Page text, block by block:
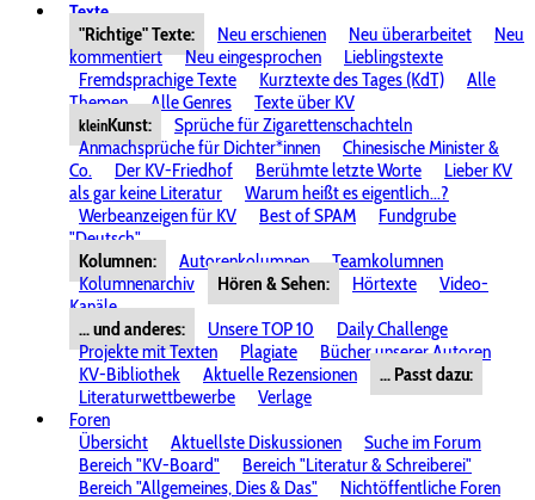
Texte
"Richtige" Texte:
Neu erschienen Neu überarbeitet
Neu
kommentiert
Neu eingesprochen
Lieblingstexte
Fremdsprachige Texte
Kurztexte des Tages (KdT)
Alle
Themen
Alle Genres Texte über KV
kleinKunst:
Sprüche für Zigarettenschachteln
Anmachsprüche für Dichter*innen
Chinesische Minister &
Co.
Der KV-Friedhof Berühmte letzte Worte
Lieber KV
als gar keine Literatur
Warum heißt es eigentlich...?
Werbeanzeigen für KV
Best of SPAM
Fundgrube
"Deutsch"
Kolumnen:
Autorenkolumnen
Teamkolumnen
Kolumnenarchiv
Hören & Sehen: Hörtexte
Video-
Kanäle
... und anderes:
Unsere TOP 10
Daily Challenge
Projekte mit Texten
Plagiate
Bücher unserer Autoren
KV-Bibliothek
Aktuelle Rezensionen
... Passt dazu:
Literaturwettbewerbe
Verlage
Foren
Übersicht
Aktuellste Diskussionen
Suche im Forum
Bereich "KV-Board"
Bereich "Literatur & Schreiberei"
Bereich "Allgemeines, Dies & Das"
Nichtöffentliche Foren